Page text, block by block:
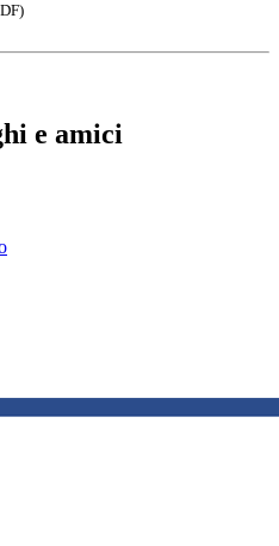
e amici